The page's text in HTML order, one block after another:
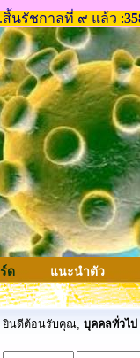
ด แนะนำตัว
ยินดีต้อนรับคุณ, บุคคลทั่วไป